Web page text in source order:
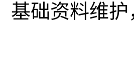
基础资料维